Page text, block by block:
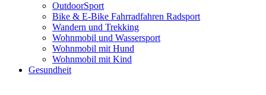
OutdoorSport
Bike & E-Bike Fahrradfahren Radsport
Wandern und Trekking
Wohnmobil und Wassersport
Wohnmobil mit Hund
Wohnmobil mit Kind
Gesundheit